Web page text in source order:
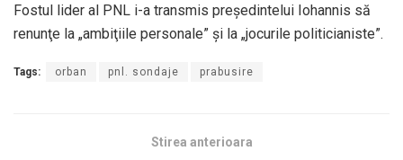
Fostul lider al PNL i-a transmis preşedintelui Iohannis să
renunţe la „ambiţiile personale” şi la „jocurile politicianiste”.
Tags: orban pnl. sondaje prabusire
Stirea anterioara